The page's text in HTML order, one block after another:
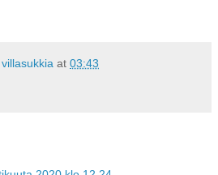
at 03:43